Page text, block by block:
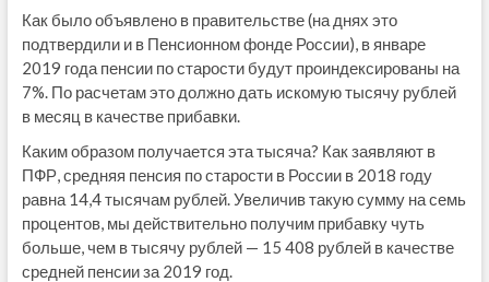
Как было объявлено в правительстве (на днях это
подтвердили и в Пенсионном фонде России), в январе
2019 года пенсии по старости будут проиндексированы на
7%. По расчетам это должно дать искомую тысячу рублей
в месяц в качестве прибавки.
Каким образом получается эта тысяча? Как заявляют в
ПФР, средняя пенсия по старости в России в 2018 году
равна 14,4 тысячам рублей. Увеличив такую сумму на семь
процентов, мы действительно получим прибавку чуть
больше, чем в тысячу рублей — 15 408 рублей в качестве
средней пенсии за 2019 год.